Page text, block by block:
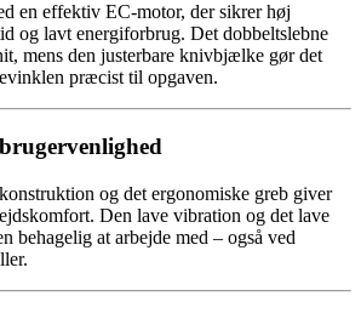
en effektiv EC-motor, der sikrer høj
og lavt energiforbrug. Det dobbeltslebne
mens den justerbare knivbjælke gør det
præcist til opgaven.
og det ergonomiske greb giver
Den lave vibration og det lave
behagelig at arbejde med – også ved